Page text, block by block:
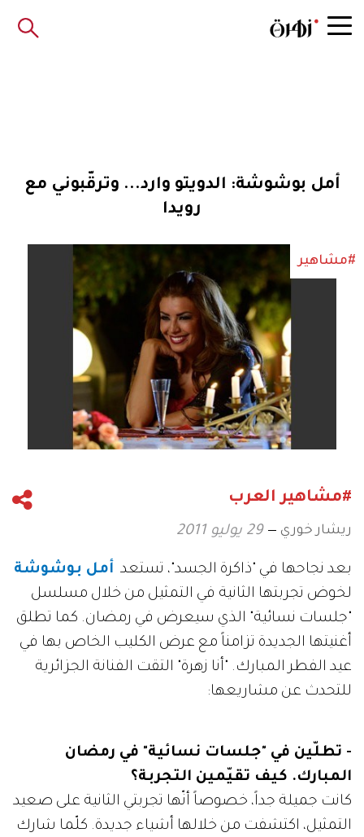
أمل بوشوشة: الدويتو وارد... وترقّبوني مع
رويدا
#مشاهير
#مشاهير العرب
ريشار خوري 29 يوليو 2011
بعد نجاحها في "ذاكرة الجسد"، تستعد أمل بوشوشة
لخوض تجربتها الثانية في التمثيل من خلال مسلسل
"جلسات نسائية" الذي سيعرض في رمضان. كما تطلق
أغنيتها الجديدة تزامناً مع عرض الكليب الخاص بها في
عيد الفطر المبارك. "أنا زهرة" التقت الفنانة الجزائرية
للتحدث عن مشاريعها:
- تطلّين في "جلسات نسائية" في رمضان
المبارك. كيف تقيّمين التجربة؟
كانت جميلة جداً، خصوصاً أنّها تجربتي الثانية على صعيد
التمثيل، اكتشفت من خلالها أشياء جديدة. كلّما شارك